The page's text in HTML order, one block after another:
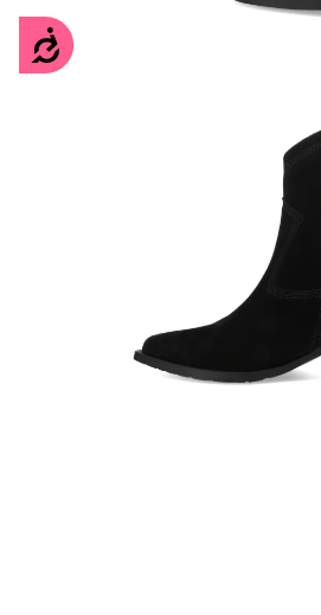
Accesibilidad